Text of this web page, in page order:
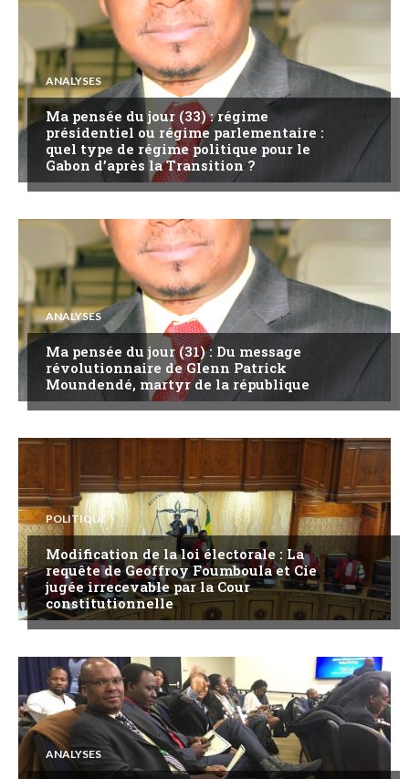
ANALYSES
Ma pensée du jour (33) : régime
présidentiel ou régime parlementaire :
quel type de régime politique pour le
Gabon d’après la Transition ?
ANALYSES
Ma pensée du jour (31) : Du message
révolutionnaire de Glenn Patrick
Moundendé, martyr de la république
POLITIQUE
Modification de la loi électorale : La
requête de Geoffroy Foumboula et Cie
jugée irrecevable par la Cour
constitutionnelle
ANALYSES